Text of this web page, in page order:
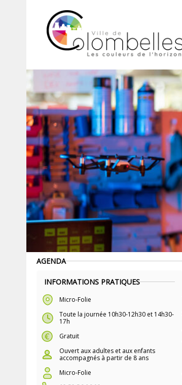
AGENDA
INFORMATIONS PRATIQUES
Micro-Folie
Toute la journée 10h30-12h30 et 14h30-
17h
Gratuit
Ouvert aux adultes et aux enfants
accompagnés à partir de 8 ans
Micro-Folie